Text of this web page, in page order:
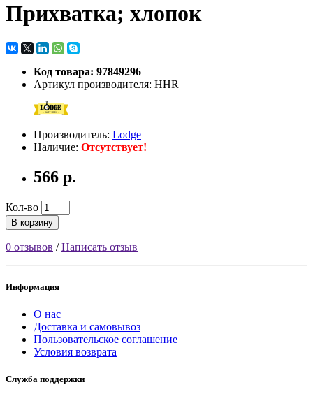
Прихватка; хлопок
Код товара: 97849296
Артикул производителя: HHR
Производитель: Lodge
Наличие: Отсутствует!
566 р.
Кол-во
В корзину
0 отзывов /Написать отзыв
Информация
О нас
Доставка и самовывоз
Пользовательское соглашение
Условия возврата
Служба поддержки